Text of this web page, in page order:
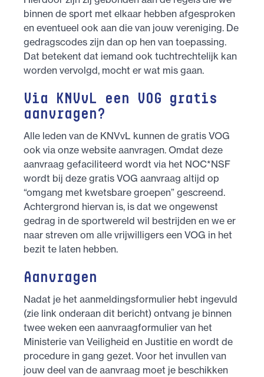
binnen de sport met elkaar hebben afgesproken
en eventueel ook aan die van jouw vereniging. De
gedragscodes zijn dan op hen van toepassing.
Dat betekent dat iemand ook tuchtrechtelijk kan
worden vervolgd, mocht er wat mis gaan.
Via KNVvL een VOG gratis
aanvragen?
Alle leden van de KNVvL kunnen de gratis VOG
ook via onze website aanvragen. Omdat deze
aanvraag gefaciliteerd wordt via het NOC*NSF
wordt bij deze gratis VOG aanvraag altijd op
“omgang met kwetsbare groepen” gescreend.
Achtergrond hiervan is, is dat we ongewenst
gedrag in de sportwereld wil bestrijden en we er
naar streven om alle vrijwilligers een VOG in het
bezit te laten hebben.
Aanvragen
Nadat je het aanmeldingsformulier hebt ingevuld
(zie link onderaan dit bericht) ontvang je binnen
twee weken een aanvraagformulier van het
Ministerie van Veiligheid en Justitie en wordt de
procedure in gang gezet. Voor het invullen van
jouw deel van de aanvraag moet je beschikken